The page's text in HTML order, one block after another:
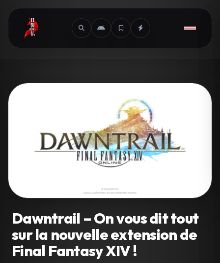
Dawntrail – On vous dit tout
sur la nouvelle extension de
Final Fantasy XIV !